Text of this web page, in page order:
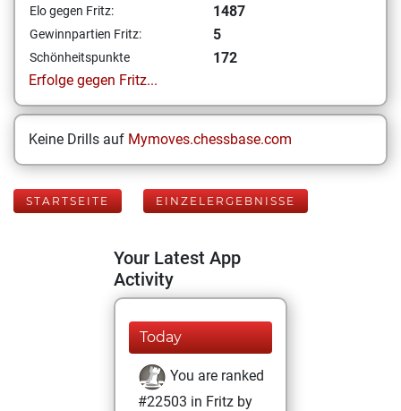
Elo gegen Fritz: 1487
Gewinnpartien Fritz: 5
Schönheitspunkte
172
Erfolge gegen Fritz...
Keine Drills auf Mymoves.chessbase.com
STARTSEITE EINZELERGEBNISSE
Your Latest App
Activity
Today
You are ranked
#22503 in Fritz by